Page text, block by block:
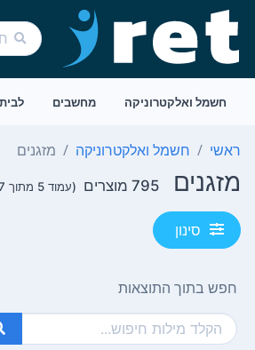
חשמל ואלקטרוניקה מחשבים לבית
ראשי חשמל ואלקטרוניקה מזגנים
מזגנים 795 מוצרים (עמוד 5 מתוך 17)
סינון
חפש בתוך התוצאות